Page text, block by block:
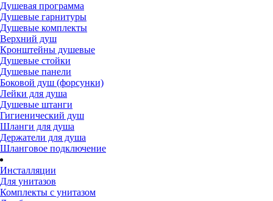
Душевая программа
Душевые гарнитуры
Душевые комплекты
Верхний душ
Кронштейны душевые
Душевые стойки
Душевые панели
Боковой душ (форсунки)
Лейки для душа
Душевые штанги
Гигиенический душ
Шланги для душа
Держатели для душа
Шланговое подключение
Инсталляции
Для унитазов
Комплекты с унитазом